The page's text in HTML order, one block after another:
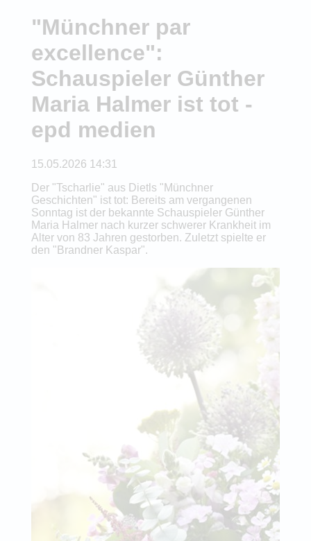
"Münchner par
excellence":
Schauspieler Günther
Maria Halmer ist tot -
epd medien
15.05.2026 14:31
Der "Tscharlie" aus Dietls "Münchner
Geschichten" ist tot: Bereits am vergangenen
Sonntag ist der bekannte Schauspieler Günther
Maria Halmer nach kurzer schwerer Krankheit im
Alter von 83 Jahren gestorben. Zuletzt spielte er
den "Brandner Kaspar".